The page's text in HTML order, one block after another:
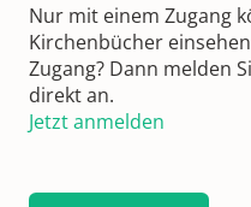
Nur mit einem Zugang
Kirchenbücher
Zugang? Dann melden
direkt an.
Jetzt anmelden